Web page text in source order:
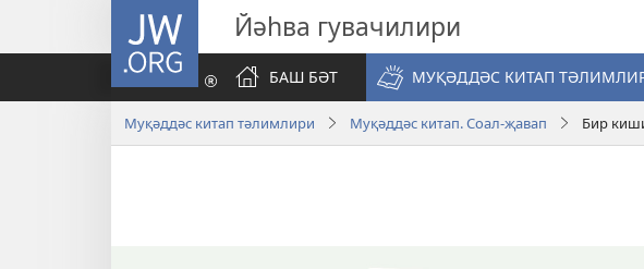
JW.ORG Йәһва гувачилири
БАШ БӘТ
МУҚӘДДӘС КИТАП
Муқәддәс китап тәлимлири Муқәддәс китап. Соал-җавап Бир